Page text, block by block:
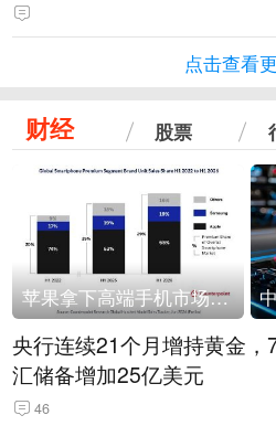
点击查看
财经 股票
苹果拿下高端手机市场65%的份额：iPhone 17系列功不可没
央行连续21个月增持黄金，
汇储备增加25亿美元
46